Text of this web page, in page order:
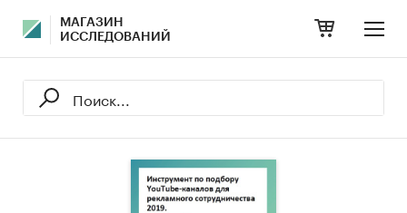
МАГАЗИН
ИССЛЕДОВАНИЙ